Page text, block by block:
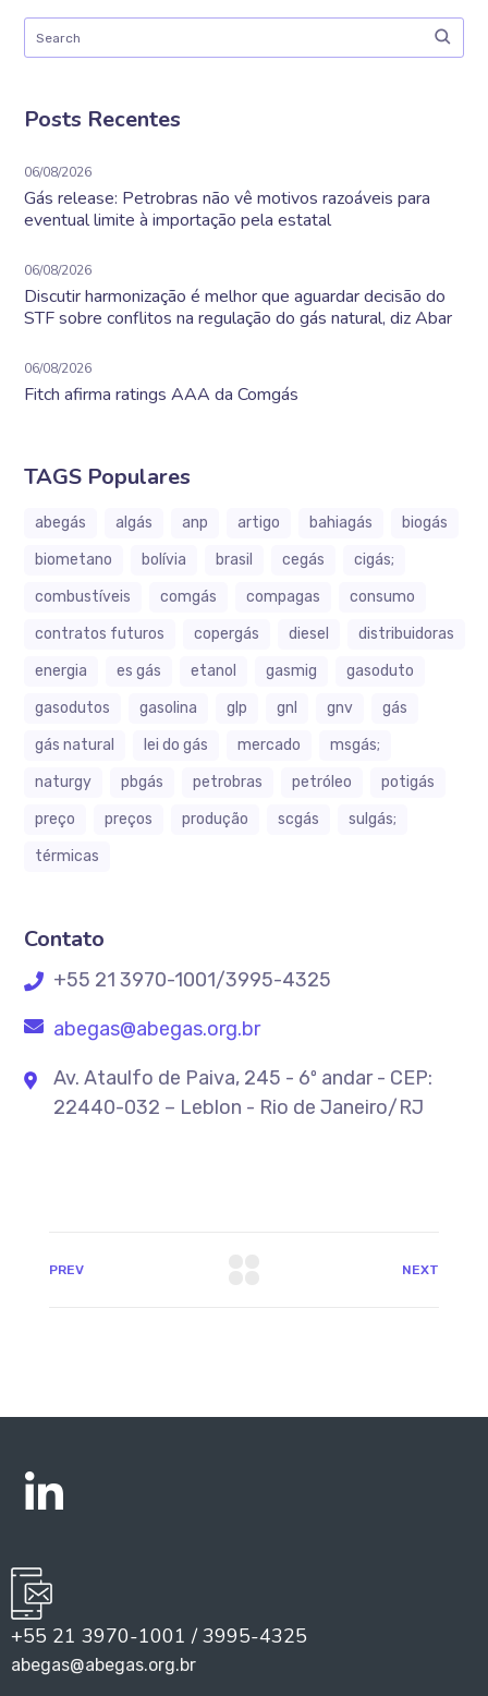
Posts Recentes
06/08/2026
Gás release: Petrobras não vê motivos razoáveis para
eventual limite à importação pela estatal
06/08/2026
Discutir harmonização é melhor que aguardar decisão do
STF sobre conflitos na regulação do gás natural, diz Abar
06/08/2026
Fitch afirma ratings AAA da Comgás
TAGS Populares
abegás algás anp artigo bahiagás
biogás
biometano
bolívia brasil cegás
cigás;
combustíveis
comgás compagas
consumo
contratos futuros
copergás diesel
distribuidoras
energia
es gás etanol gasmig
gasoduto
gasodutos
gasolina glp gnl gnv
gás
gás natural
lei do gás mercado
msgás;
naturgy
pbgás petrobras petróleo
potigás
preço
preços produção scgás
sulgás;
térmicas
Contato
+55 21 3970-1001/3995-4325
abegas@abegas.org.br
Av. Ataulfo de Paiva, 245 - 6º andar - CEP:
22440-032 – Leblon - Rio de Janeiro/RJ
PREV NEXT
+55 21 3970-1001 / 3995-4325
abegas@abegas.org.br